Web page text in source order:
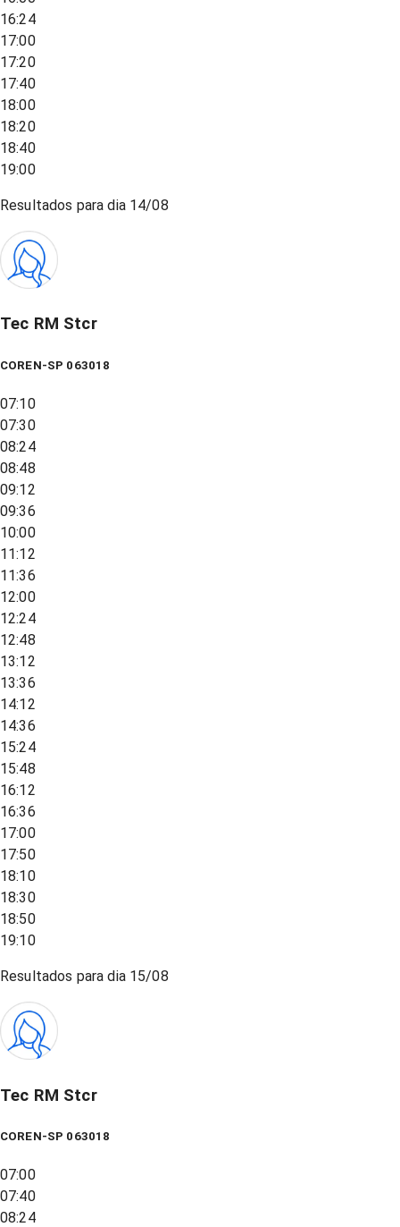
16:24
17:00
17:20
17:40
18:00
18:20
18:40
19:00
Resultados para dia 14/08
Tec RM Stcr
COREN-SP 063018
07:10
07:30
08:24
08:48
09:12
09:36
10:00
11:12
11:36
12:00
12:24
12:48
13:12
13:36
14:12
14:36
15:24
15:48
16:12
16:36
17:00
17:50
18:10
18:30
18:50
19:10
Resultados para dia 15/08
Tec RM Stcr
COREN-SP 063018
07:00
07:40
08:24